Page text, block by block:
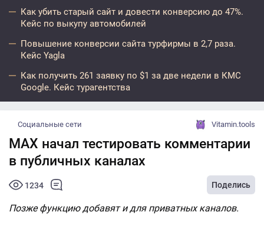
Как убить старый сайт и довести конверсию до 47%.
Кейс по выкупу автомобилей
Повышение конверсии сайта турфирмы в 2,7 раза.
Кейс Yagla
Как получить 261 заявку по $1 за две недели в КМС
Google. Кейс турагентства
Социальные сети Vitamin.tools
МАХ начал тестировать комментарии
в публичных каналах
1234 Поделись
Позже функцию добавят и для приватных каналов.